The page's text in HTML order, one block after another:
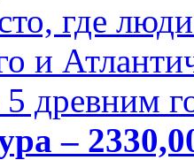
где
и
древним
–